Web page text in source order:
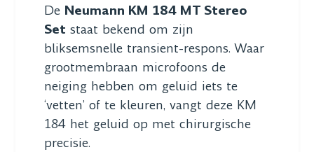
De Neumann KM 184 MT Stereo
Set staat bekend om zijn
bliksemsnelle transient-respons. Waar
grootmembraan microfoons de
neiging hebben om geluid iets te
‘vetten’ of te kleuren, vangt deze KM
184 het geluid op met chirurgische
precisie.